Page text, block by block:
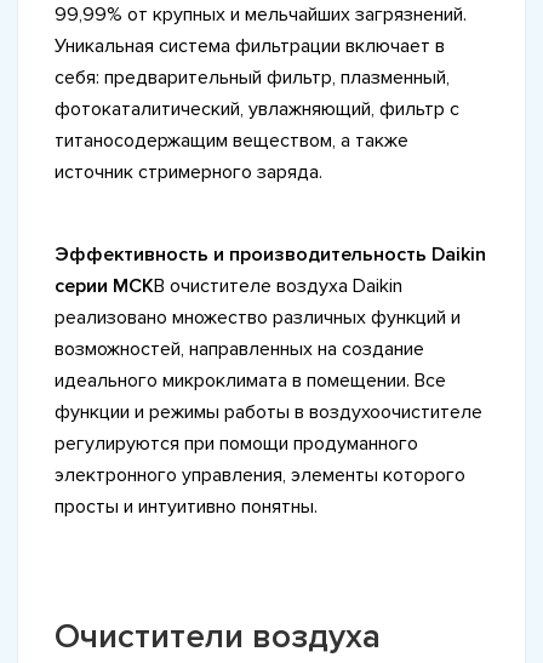
99,99% от крупных и мельчайших загрязнений.
Уникальная система фильтрации включает в
себя: предварительный фильтр, плазменный,
фотокаталитический, увлажняющий, фильтр с
титаносодержащим веществом, а также
источник стримерного заряда.
Эффективность и производительность Daikin
серии MCKВ очистителе воздуха Daikin
реализовано множество различных функций и
возможностей, направленных на создание
идеального микроклимата в помещении. Все
функции и режимы работы в воздухоочистителе
регулируются при помощи продуманного
электронного управления, элементы которого
просты и интуитивно понятны.
Очистители воздуха